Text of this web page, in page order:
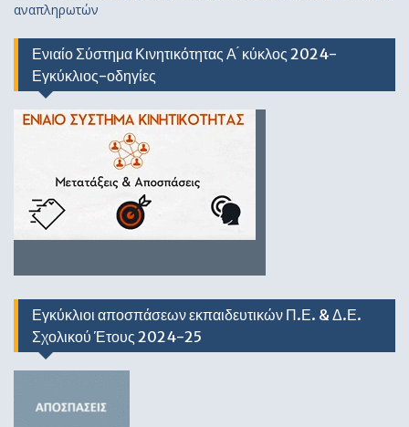
αναπληρωτών
Ενιαίο Σύστημα Κινητικότητας Α ́ κύκλος 2024-
Εγκύκλιος-οδηγίες
Εγκύκλιοι αποσπάσεων εκπαιδευτικών Π.Ε. & Δ.Ε.
Σχολικού Έτους 2024-25